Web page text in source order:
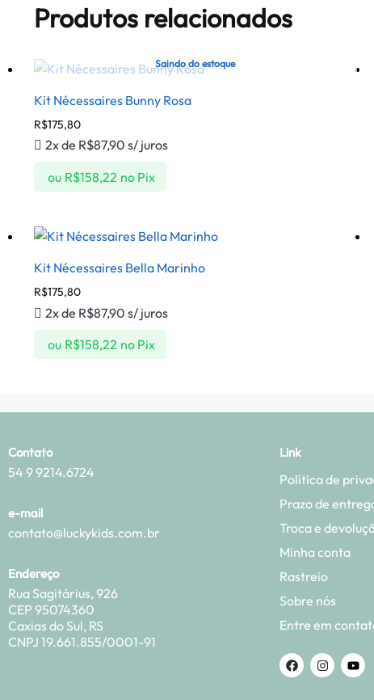
Produtos relacionados
Saindo do estoque
Kit Nécessaires Bunny Rosa
R$175,80
ou R$158,22 no Pix
2x de R$87,90 s/ juros
Kit Nécessaires Bella Marinho
R$175,80
ou R$158,22 no Pix
2x de R$87,90 s/ juros
Contato
54 9 9214.6724
e-mail
contato@luckykids.com.br
Endereço
Rua Sagitárius, 926
CEP 95074360
Caxias do Sul, RS
CNPJ 19.661.855/0001-91
Link
Política de
Prazo de
Troca e
Minha conta
Rastreio
Sobre nós
Entre em